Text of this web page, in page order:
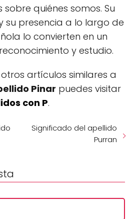
quiénes somos. Su
su presencia a lo largo de
lo convierten en un
y estudio.
artículos similares a
Pinar puedes visitar
con P.
Significado del apellido
Purran